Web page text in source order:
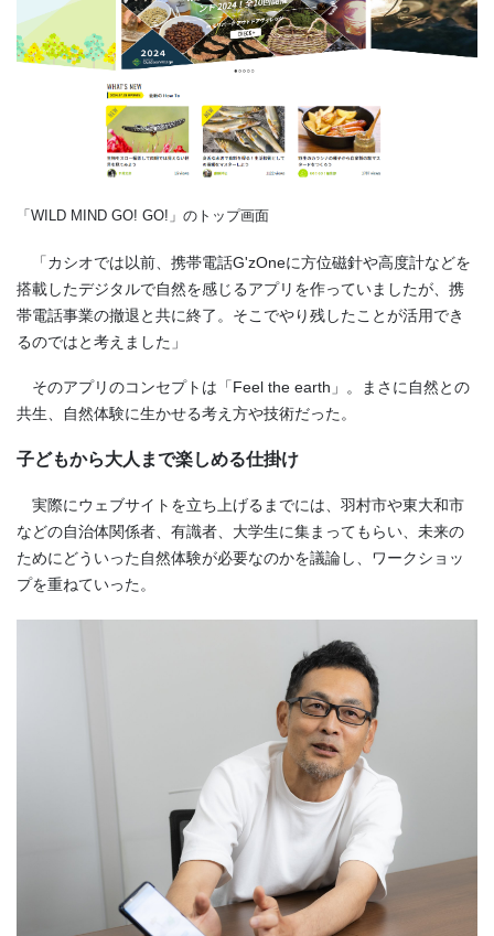
「WILD MIND GO! GO!」のトップ画面
「カシオでは以前、携帯電話G'zOneに方位磁針や高度計などを
搭載したデジタルで自然を感じるアプリを作っていましたが、携
帯電話事業の撤退と共に終了。そこでやり残したことが活用でき
るのではと考えました」
そのアプリのコンセプトは「Feel the earth」。まさに自然との
共生、自然体験に生かせる考え方や技術だった。
子どもから大人まで楽しめる仕掛け
実際にウェブサイトを立ち上げるまでには、羽村市や東大和市
などの自治体関係者、有識者、大学生に集まってもらい、未来の
ためにどういった自然体験が必要なのかを議論し、ワークショッ
プを重ねていった。